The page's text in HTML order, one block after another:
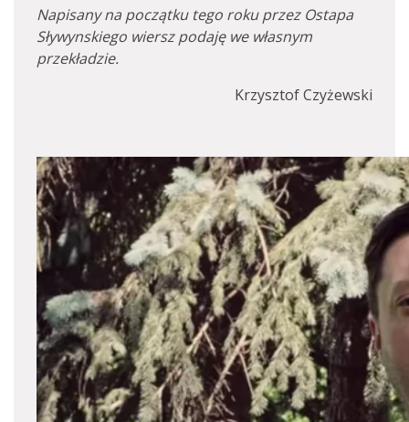
Napisany na początku tego roku przez Ostapa
Sływynskiego wiersz podaję we własnym
przekładzie.
Krzysztof Czyżewski